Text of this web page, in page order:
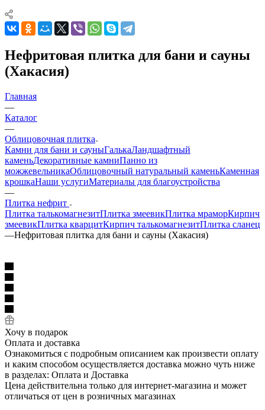
Нефритовая плитка для бани и сауны
(Хакасия)
Главная
—
Каталог
—
Облицовочная плитка
Камни для бани и сауныГалькаЛандшафтный
каменьДекоративные камниПанно из
можжевельникаОблицовочный натуральный каменьКаменная
крошкаНаши услугиМатериалы для благоустройства
—
Плитка нефрит
Плитка талькомагнезитПлитка змеевикПлитка мраморКирпич
змеевикПлитка кварцитКирпич талькомагнезитПлитка сланец
—Нефритовая плитка для бани и сауны (Хакасия)
Хочу в подарок
Оплата и доставка
Ознакомиться с подробным описанием как произвести оплату
и каким способом осуществляется доставка можно чуть ниже
в разделах: Оплата и Доставка
Цена действительна только для интернет-магазина и может
отличаться от цен в розничных магазинах